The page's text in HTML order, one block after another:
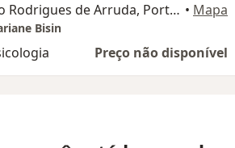
Rua Evaristo Rodrigues de Arruda, Porto Feliz • Mapa
Bisin
Preço não disponível